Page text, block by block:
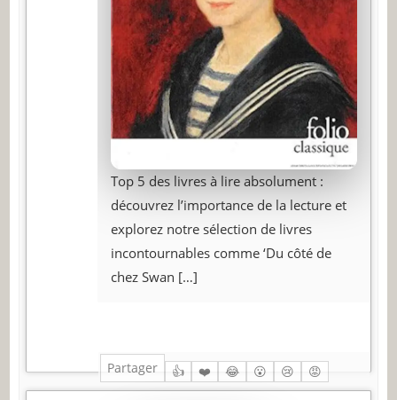
Top 5 des livres à lire absolument :
découvrez l’importance de la lecture et
explorez notre sélection de livres
incontournables comme ‘Du côté de
chez Swan […]
Partager 👍 ❤️ 😂 😮 😢 😡